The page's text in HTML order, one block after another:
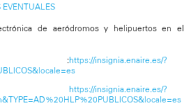
EVENTUALES
de aeródromos y helipuertos en el
:https://insignia.enaire.es/?
: https://insignia.enaire.es/?